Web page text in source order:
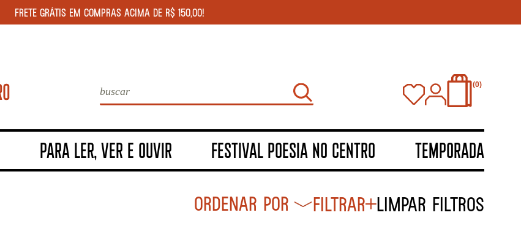
FRETE GRÁTIS EM COMPRAS ACIMA DE R$ 150,00!
0
PARA LER, VER E OUVIR FESTIVAL POESIA NO CENTRO TEMPORADA
Filtrar Limpar filtros